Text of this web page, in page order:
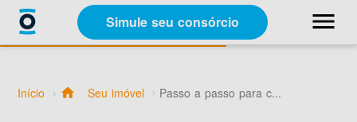
Simule seu consórcio menu
close
Categorias
Início home Seu imóvel Passo a passo para c...